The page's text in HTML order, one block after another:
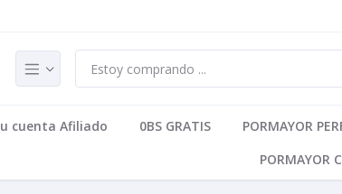
cuenta Afiliado 0BS GRATIS PORMAYOR
PORMAYOR